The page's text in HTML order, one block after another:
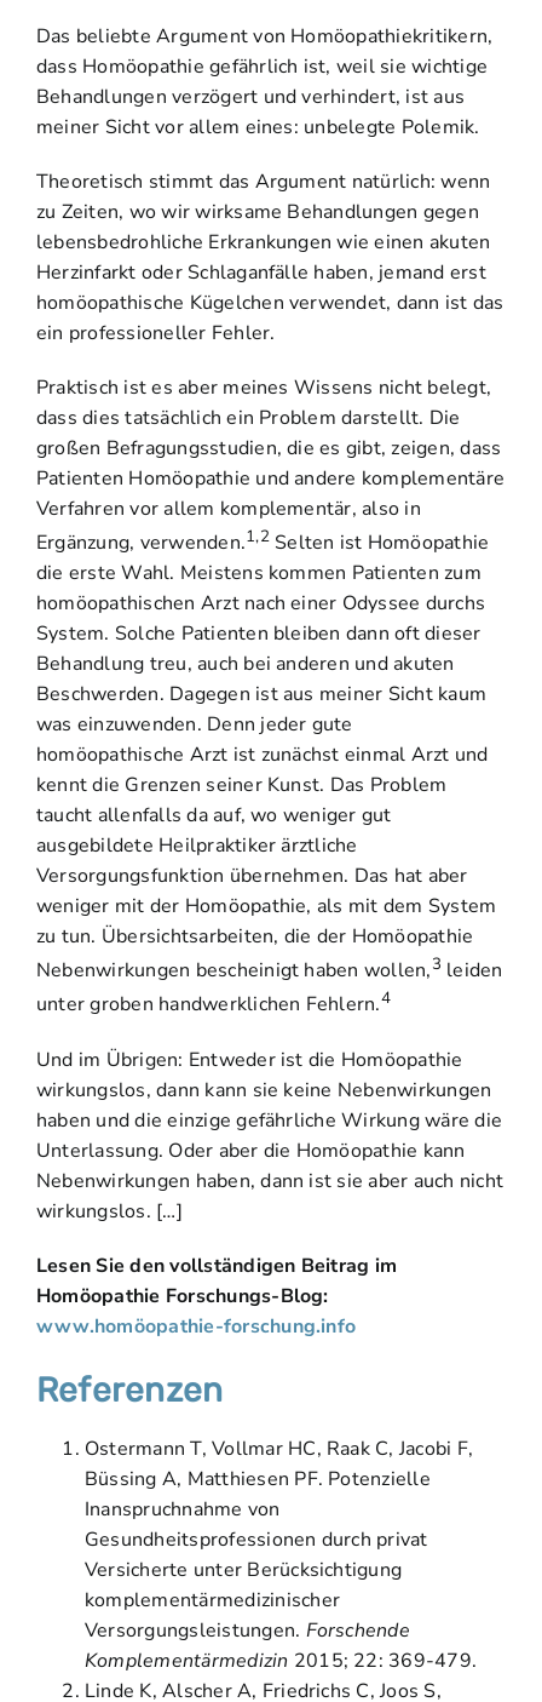
Das beliebte Argument von Homöopathiekritikern,
dass Homöopathie gefährlich ist, weil sie wichtige
Behandlungen verzögert und verhindert, ist aus
meiner Sicht vor allem eines: unbelegte Polemik.
Theoretisch stimmt das Argument natürlich: wenn
zu Zeiten, wo wir wirksame Behandlungen gegen
lebensbedrohliche Erkrankungen wie einen akuten
Herzinfarkt oder Schlaganfälle haben, jemand erst
homöopathische Kügelchen verwendet, dann ist das
ein professioneller Fehler.
Praktisch ist es aber meines Wissens nicht belegt,
dass dies tatsächlich ein Problem darstellt. Die
großen Befragungsstudien, die es gibt, zeigen, dass
Patienten Homöopathie und andere komplementäre
Verfahren vor allem komplementär, also in
Ergänzung, verwenden.1,2Selten ist Homöopathie
die erste Wahl. Meistens kommen Patienten zum
homöopathischen Arzt nach einer Odyssee durchs
System. Solche Patienten bleiben dann oft dieser
Behandlung treu, auch bei anderen und akuten
Beschwerden. Dagegen ist aus meiner Sicht kaum
was einzuwenden. Denn jeder gute
homöopathische Arzt ist zunächst einmal Arzt und
kennt die Grenzen seiner Kunst. Das Problem
taucht allenfalls da auf, wo weniger gut
ausgebildete Heilpraktiker ärztliche
Versorgungsfunktion übernehmen. Das hat aber
weniger mit der Homöopathie, als mit dem System
zu tun. Übersichtsarbeiten, die der Homöopathie
Nebenwirkungen bescheinigt haben wollen,3 leiden
unter groben handwerklichen Fehlern.4
Und im Übrigen: Entweder ist die Homöopathie
wirkungslos, dann kann sie keine Nebenwirkungen
haben und die einzige gefährliche Wirkung wäre die
Unterlassung. Oder aber die Homöopathie kann
Nebenwirkungen haben, dann ist sie aber auch nicht
wirkungslos. […]
Lesen Sie den vollständigen Beitrag im
Homöopathie Forschungs-Blog:
www.homöopathie-forschung.info
Referenzen
Ostermann T, Vollmar HC, Raak C, Jacobi F,
Büssing A, Matthiesen PF. Potenzielle
Inanspruchnahme von
Gesundheitsprofessionen durch privat
Versicherte unter Berücksichtigung
komplementärmedizinischer
Versorgungsleistungen. Forschende
Komplementärmedizin 2015; 22: 369-479.
Linde K, Alscher A, Friedrichs C, Joos S,